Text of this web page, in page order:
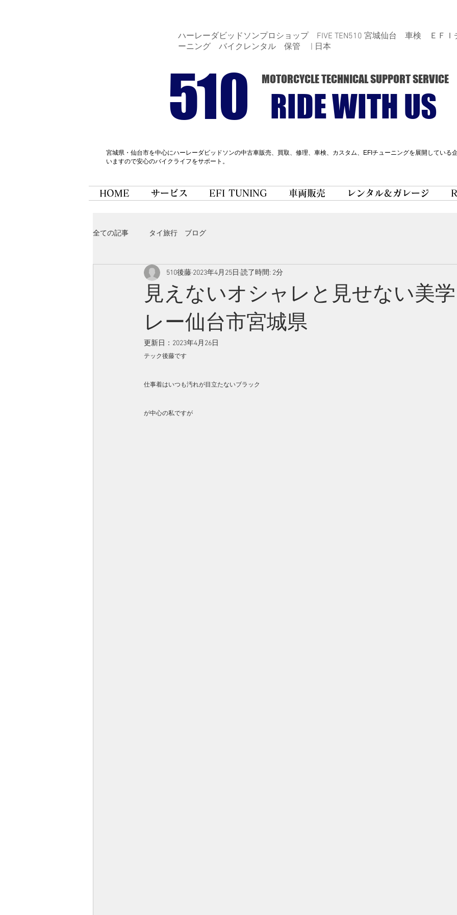
ハーレーダビッドソンプロショップ FIVE TEN510 宮城仙台 車検 ＥＦＩ
ーニング バイクレンタル 保管 | 日本
510 MOTORCYCLE TECHNICAL SUPPORT SERVICE
RIDE WITH US
宮城県・仙台市を中心にハーレーダビッドソンの中古車販売、買取、修理、車検、カスタム、EFIチューニングを展開している
いますので安心のバイクライフをサポート。
HOME サービス EFI TUNING 車両販売 レンタル＆ガレージ
全ての記事 タイ旅行 ブログ
見えないオシャレと見せない美
レー仙台市宮城県
510後藤 2023年4月25日 読了時間: 2分
更新日： 2023年4月26日
テック後藤です
仕事着はいつも汚れが目立たないブラック
が中心の私ですが